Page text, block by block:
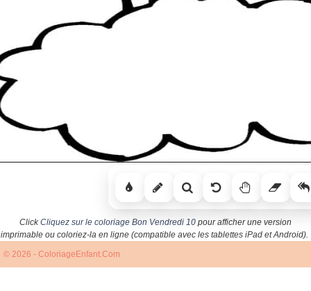
ClickCliquez sur le coloriage Bon Vendredi 10 pour afficher une version
imprimable ou coloriez-la en ligne (compatible avec les tablettes iPad et Android).
© 2026 - ColoriageEnfant.Com